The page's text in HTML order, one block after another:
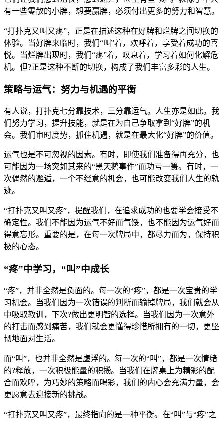
有一些零散的小牌，想要赢牌，必须付出更多的努力和智慧。
“打扑克又叫又疼”，正是在描述这种在好牌和烂牌之间切换的
体验。当好牌来临时，我们“叫”着，欢呼着，享受着成功的喜
悦。当烂牌出现时，我们“疼”着，叹息着，学习着如何化解危
机。但?正是这种不断的切换，构成了我们丰富多彩的人生。
策略与运气：努力与机遇的平衡
有人说，打扑克七分靠技术，三分靠运气。人生亦是如此。我
们努力学习，提升技能，就是在为自己争取拿到“好牌”的机
会。我们审时度势，抓住机遇，就是在最大化“好牌”的价值。
运气也是不可忽视的因素。有时，即使我们准备得再充分，也
可能因为一场突如其来的“黑天鹅事件”而功亏一篑。有时，一
次偶然的邂逅，一个不经意的机会，也可能改变我们人生的轨
迹。
“打扑克又叫又疼”，提醒我们，在追求成功的也要学会接受不
确定性。我们不能因为运气不好而气馁，也不能因为运气好而
得意忘形。重要的是，在每一次牌局中，都尽力而为，保持积
极的心态。
“疼”中学习，“叫”中成长
“疼”，并非全然是负面的。每一次的“疼”，都是一次宝贵的学
习机会。当我们因为一次错误的判断而输掉牌局，我们就会从
中吸取教训，下次?做出更明智的选择。当我们因为一次意外
的打击而感到痛苦，我们就会更懂得珍惜所拥有的一切，更坚
韧地面对生活。
而“叫”，也并非全然是虚浮的。每一次的“叫”，都是一次情绪
的?释放，一次积极能量的积攒。当我们在牌桌上为精彩的配
合而欢呼，为巧妙的策略而喝彩，我们的内心会充满力量，会
更愿意去迎接新的挑战。
“打扑克又叫又疼”，最终指向的是一种平衡。在“叫”与“疼”之